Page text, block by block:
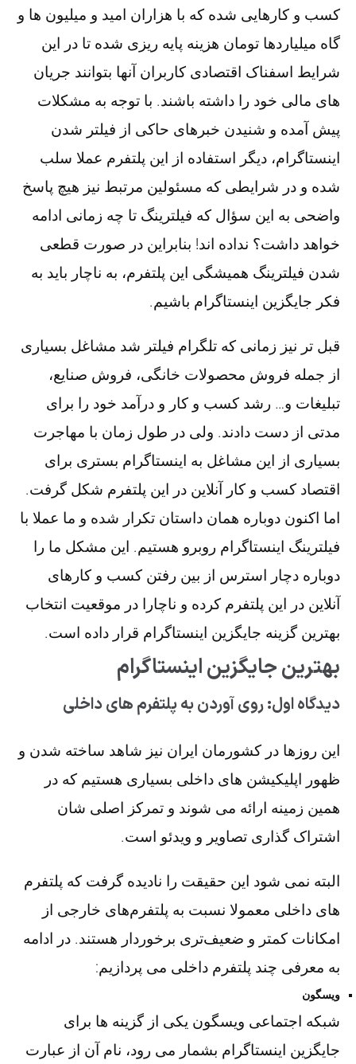
کسب و کارهایی شده که با هزاران امید و میلیون ها و
گاه میلیاردها تومان هزینه پایه ریزی شده تا در این
شرایط اسفناک اقتصادی کاربران آنها بتوانند جریان
های مالی خود را داشته باشند. با توجه به مشکلات
پیش آمده و شنیدن خبرهای حاکی از فیلتر شدن
اینستاگرام، دیگر استفاده از این پلتفرم عملا سلب
شده و در شرایطی که مسئولین مرتبط نیز هیچ پاسخ
واضحی به این سؤال که فیلترینگ تا چه زمانی ادامه
خواهد داشت؟ نداده اند! بنابراین در صورت قطعی
شدن فیلترینگ همیشگی این پلتفرم، به ناچار باید به
فکر جایگزین اینستاگرام باشیم.
قبل تر نیز زمانی که تلگرام فیلتر شد مشاغل بسیاری
از جمله فروش محصولات خانگی، فروش صنایع،
تبلیغات و… رشد کسب و کار و درآمد خود را برای
مدتی از دست دادند. ولی در طول زمان با مهاجرت
بسیاری از این مشاغل به اینستاگرام بستری برای
اقتصاد کسب و کار آنلاین در این پلتفرم شکل گرفت.
اما اکنون دوباره همان داستان تکرار شده و ما عملا با
فیلترینگ اینستاگرام روبرو هستیم. این مشکل ما را
دوباره دچار استرس از بین رفتن کسب و کارهای
آنلاین در این پلتفرم کرده و ناچارا در موقعیت انتخاب
بهترین گزینه جایگزین اینستاگرام قرار داده است.
بهترین جایگزین اینستاگرام
دیدگاه اول: روی آوردن به پلتفرم های داخلی
این روزها در کشورمان ایران نیز شاهد ساخته شدن و
ظهور اپلیکیشن های داخلی بسیاری هستیم که در
همین زمینه ارائه می شوند و تمرکز اصلی شان
اشتراک گذاری تصاویر و ویدئو است.
البته نمی شود این حقیقت را نادیده گرفت که پلتفرم
های داخلی معمولا نسبت به پلتفرم‌های خارجی از
امکانات کمتر و ضعیف‌تری برخوردار هستند. در ادامه
به معرفی چند پلتفرم داخلی می پردازیم:
ویسگون
شبکه اجتماعی ویسگون یکی از گزینه ها برای
جایگزین اینستاگرام بشمار می رود، نام آن از عبارت